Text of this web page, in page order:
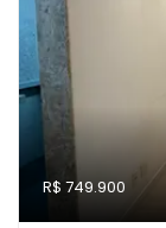
R$ 749.900